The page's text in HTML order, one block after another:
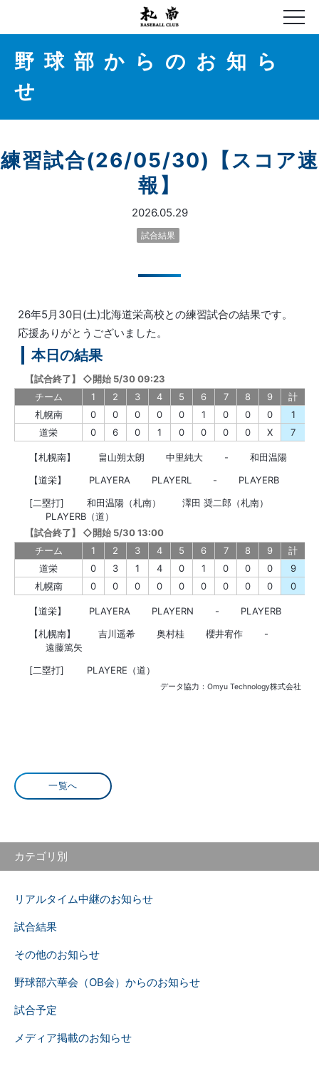
野球部からのお知ら
せ
練習試合(26/05/30)【スコア速
報】
2026.05.29
試合結果
26年5月30日(土)北海道栄高校との練習試合の結果です。
応援ありがとうございました。
本日の結果
【試合終了】
◇開始 5/30 09:23
チーム
1 2 3 4 5 6 7 8 9
計
札幌南
0 0 0 0 0 1 0 0 0
1
道栄
0 6 0 1 0 0 0 0 X 7
【札幌南】 畠山朔太朗 中里純大 -
和田温陽
【道栄】
PLAYERA PLAYERL -
PLAYERB
[二塁打]
和田温陽（札南）
澤田 奨二郎（札南）
PLAYERB（道）
【試合終了】
◇開始 5/30 13:00
チーム
1 2 3 4 5 6 7 8 9
計
道栄
0 3 1 4 0 1 0 0 0
9
札幌南
0 0 0 0 0 0 0 0 0 0
【道栄】 PLAYERA PLAYERN -
PLAYERB
【札幌南】
吉川遥希 奥村桂 櫻井宥作
-
遠藤篤矢
[二塁打]
PLAYERE（道）
データ協力：Omyu Technology株式会社
一覧へ
カテゴリ別
リアルタイム中継のお知らせ
試合結果
その他のお知らせ
野球部六華会（OB会）からのお知らせ
試合予定
メディア掲載のお知らせ